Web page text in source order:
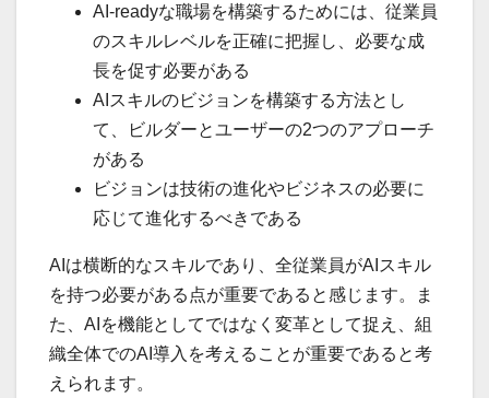
AI-readyな職場を構築するためには、従業員
のスキルレベルを正確に把握し、必要な成
長を促す必要がある
AIスキルのビジョンを構築する方法とし
て、ビルダーとユーザーの2つのアプローチ
がある
ビジョンは技術の進化やビジネスの必要に
応じて進化するべきである
AIは横断的なスキルであり、全従業員がAIスキル
を持つ必要がある点が重要であると感じます。ま
た、AIを機能としてではなく変革として捉え、組
織全体でのAI導入を考えることが重要であると考
えられます。